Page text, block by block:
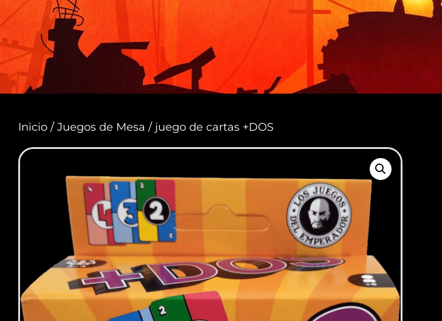
Inicio / Juegos de Mesa / juego de cartas +DOS